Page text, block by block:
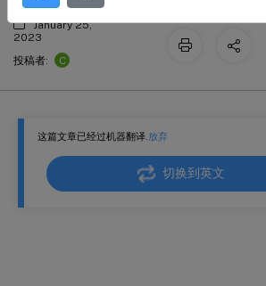
这篇文章已经过机器翻译.放弃
切换到英文
January 25,
2023
投稿者:
C